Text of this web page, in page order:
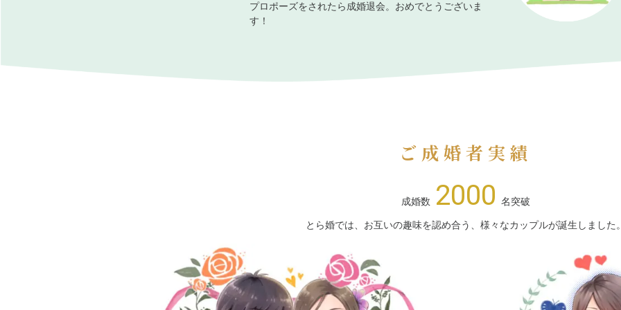
プロポーズをされたら成婚退会。おめでとうございま
す！
ご成婚者実績
成婚数 2000 名突破
とら婚では、お互いの趣味を認め合う、様々なカップルが誕生しました